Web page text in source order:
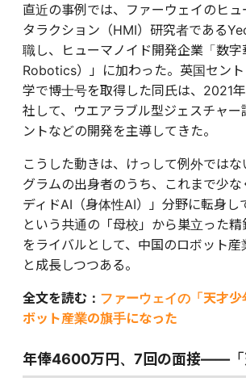
直近の事例では、ファーウェイのヒ
タラクション（HMI）研究者である
職し、ヒューマノイド開発企業「数
Robotics）」に加わった。英国セン
学で博士号を取得した同氏は、2021
社して、ウエアラブル型ジェスチャ
ントなどの開発を主導してきた。
こうした動きは、けっして例外では
グラムの出身者のうち、これまで少
ディドAI（身体性AI）」分野に転身し
という共通の「母校」から巣立った
をライバルとして、中国のロボット
と成長しつつある。
全文を読む： ファーウェイの「天才
ボット産業の旗手になった
年俸4600万円、7回の面接――「